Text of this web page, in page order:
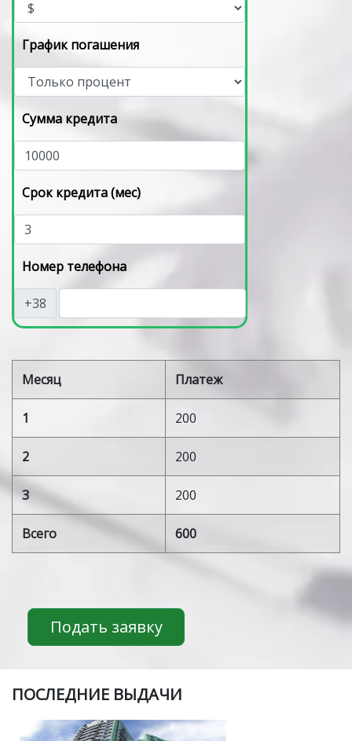
График погашения
Сумма кредита
Срок кредита (мес)
Номер телефона
+38
Месяц Платеж
1 200
2 200
3 200
Всего 600
Подать заявку
ПOСЛЕДНИЕ ВЫДАЧИ